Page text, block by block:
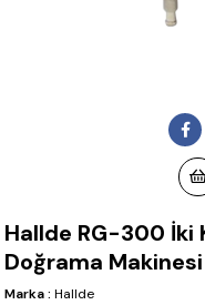
Hallde RG-300 İki
Doğrama Makinesi
Marka : Hallde